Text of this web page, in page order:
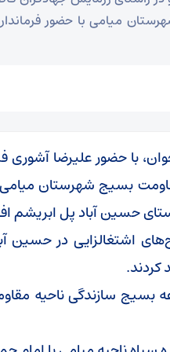
میامی با حضور
با حضور علیرضا
بسیج شهرستان
اشتغالزایی در حسین
کردند.
سازندگی ناحیه
قاسم‌زاده را